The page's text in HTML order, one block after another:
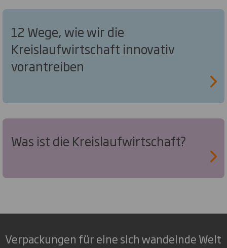
12 Wege, wie wir die
Kreislaufwirtschaft innovativ
vorantreiben
Was ist die Kreislaufwirtschaft?
Verpackungen für eine sich wandelnde Welt